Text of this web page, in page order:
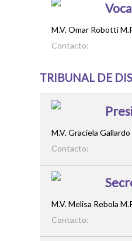
M.V. Omar Robotti
Contacto:
TRIBUNAL DE
M.V. Graciela
Contacto:
M.V. Melisa Rebola
Contacto: